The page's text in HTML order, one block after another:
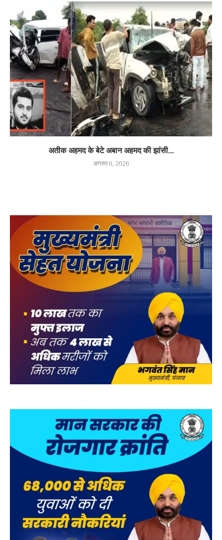
अतीक अहमद के बेटे अबान अहमद की झांसी...
अगस्त 6, 2026